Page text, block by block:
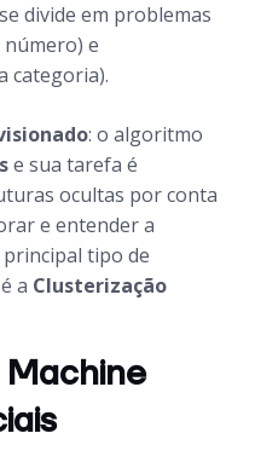
divide em problemas
e
categoria).
: o algoritmo
e sua tarefa é
ocultas por conta
e entender a
tipo de
a Clusterização